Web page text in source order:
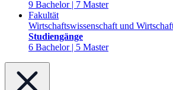
9 Bachelor | 7 Master
Fakultät
Wirtschaftswissenschaft und
Studiengänge
6 Bachelor | 5 Master